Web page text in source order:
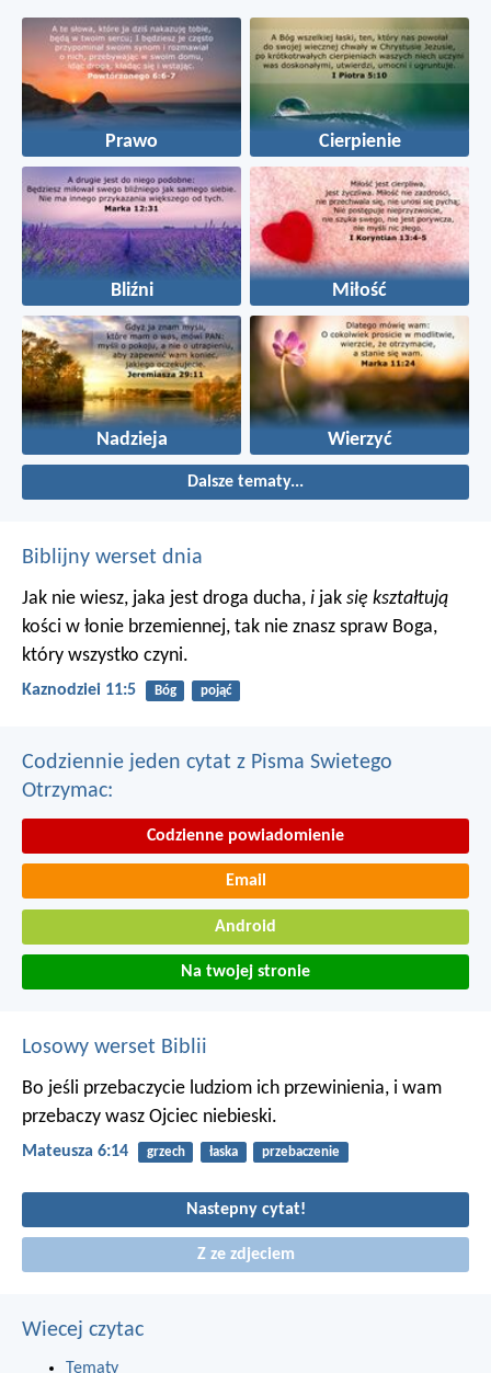
Prawo Cierpienie
Bliźni Miłość
Nadzieja Wierzyć
Dalsze tematy...
Biblijny werset dnia
Jak nie wiesz, jaka jest droga ducha, i jak się kształtują
kości w łonie brzemiennej, tak nie znasz spraw Boga,
który wszystko czyni.
Kaznodziei 11:5 Bóg pojąć
Codziennie jeden cytat z Pisma Swietego
Otrzymac:
Codzienne powiadomienie
Email
Android
Na twojej stronie
Losowy werset Biblii
Bo jeśli przebaczycie ludziom ich przewinienia, i wam
przebaczy wasz Ojciec niebieski.
Mateusza 6:14 grzech łaska przebaczenie
Nastepny cytat!
Z ze zdjeciem
Wiecej czytac
Tematy